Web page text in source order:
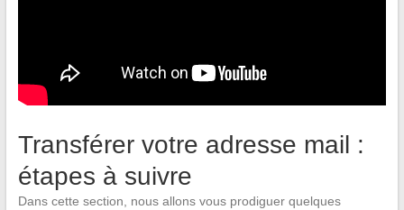
Transférer votre adresse mail :
étapes à suivre
Dans cette section, nous allons vous prodiguer quelques